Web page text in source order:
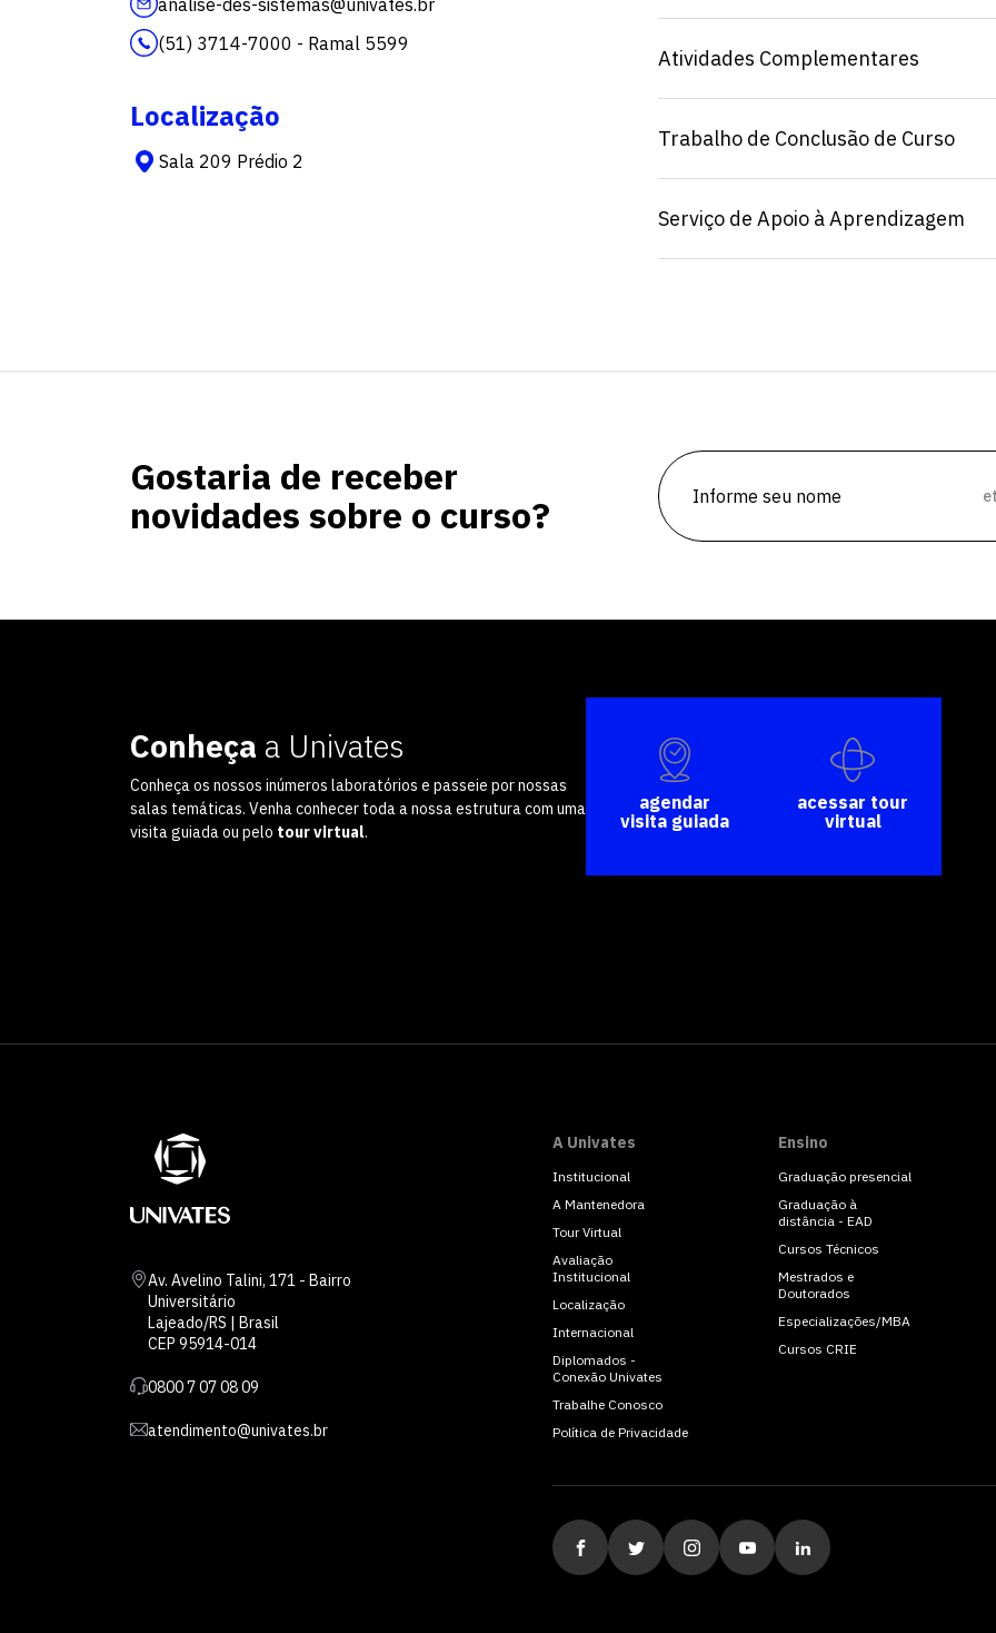
(51) 3714-7000 - Ramal 5599
Localização
Sala 209 Prédio 2
Atividades Complementares
Trabalho de Conclusão de Curso
Serviço de Apoio à Aprendizagem
Gostaria de receber
novidades sobre o curso?
Conheça a Univates
Conheça os nossos inúmeros laboratórios e passeie por nossas
salas temáticas. Venha conhecer toda a nossa estrutura com uma
visita guiada ou pelo tour virtual.
agendar
visita guiada
acessar tour
virtual
Av. Avelino Talini, 171 - Bairro
Universitário
Lajeado/RS | Brasil
CEP 95914-014
0800 7 07 08 09
atendimento@univates.br
A Univates
Institucional
A Mantenedora
Tour Virtual
Avaliação
Institucional
Localização
Internacional
Diplomados -
Conexão Univates
Trabalhe Conosco
Política de Privacidade
Ensino
Graduação presencial
Graduação à
distância - EAD
Cursos Técnicos
Mestrados e
Doutorados
Especializações/MBA
Cursos CRIE
Escolha a vaga que você
quer concorrer:
vagas para início de curso